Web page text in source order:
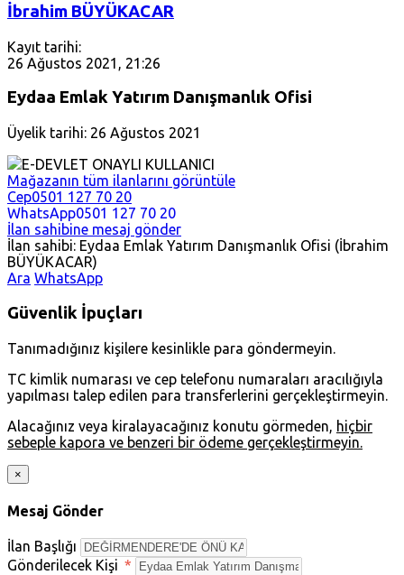
İbrahim BÜYÜKACAR
Kayıt tarihi:
26 Ağustos 2021, 21:26
Eydaa Emlak Yatırım Danışmanlık Ofisi
Üyelik tarihi: 26 Ağustos 2021
E-DEVLET ONAYLI KULLANICI
Mağazanın tüm ilanlarını görüntüle
Cep0501 127 70 20
WhatsApp0501 127 70 20
İlan sahibine mesaj gönder
İlan sahibi: Eydaa Emlak Yatırım Danışmanlık Ofisi (İbrahim
BÜYÜKACAR)
Ara WhatsApp
Güvenlik İpuçları
Tanımadığınız kişilere kesinlikle para göndermeyin.
TC kimlik numarası ve cep telefonu numaraları aracılığıyla
yapılması talep edilen para transferlerini gerçekleştirmeyin.
Alacağınız veya kiralayacağınız konutu görmeden,
hiçbir
sebeple kapora ve benzeri bir ödeme gerçekleştirmeyin.
×
Mesaj Gönder
İlan Başlığı
Gönderilecek Kişi *